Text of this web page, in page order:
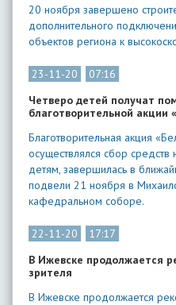
20 ноября завершено
дополнительного
объектов региона к
23-11-20
07:16
Четверо детей получат
благотворительной акции
Благотворительная акция
осуществлялся сбор
детям, завершилась в
подвели 21 ноября в
кафедральном соборе.
22-11-20
17:17
В Ижевске продолжается
зрителя
В Ижевске продолжается